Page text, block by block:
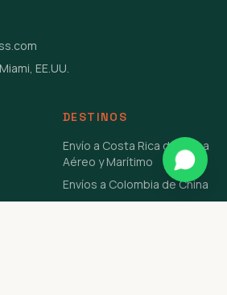
EE.UU.
DESTINOS
Envío a Costa Rica de China
Aéreo y Marítimo
Envíos a Colombia de China